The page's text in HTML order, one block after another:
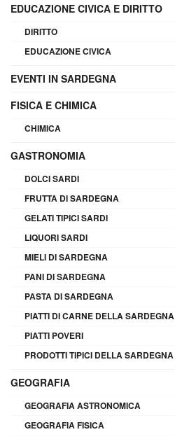
EDUCAZIONE CIVICA E DIRITTO
DIRITTO
EDUCAZIONE CIVICA
EVENTI IN SARDEGNA
FISICA E CHIMICA
CHIMICA
GASTRONOMIA
DOLCI SARDI
FRUTTA DI SARDEGNA
GELATI TIPICI SARDI
LIQUORI SARDI
MIELI DI SARDEGNA
PANI DI SARDEGNA
PASTA DI SARDEGNA
PIATTI DI CARNE DELLA SARDEGNA
PIATTI POVERI
PRODOTTI TIPICI DELLA SARDEGNA
GEOGRAFIA
GEOGRAFIA ASTRONOMICA
GEOGRAFIA FISICA